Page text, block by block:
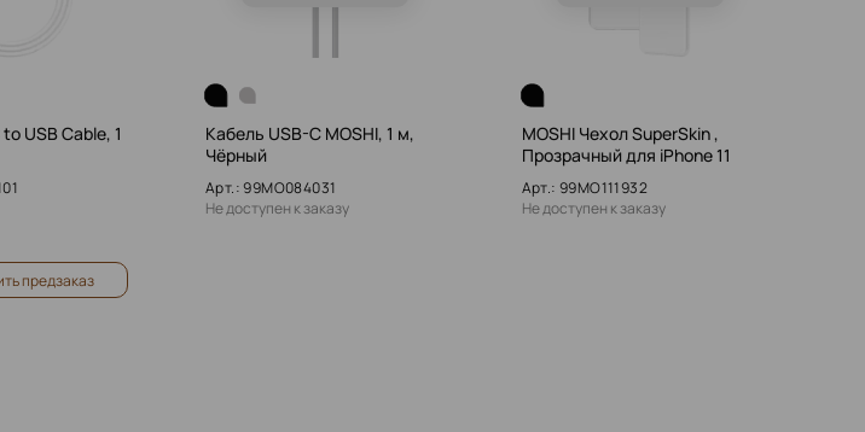
USB Cable, 1
предзаказ
Кабель USB-C MOSHI, 1 м,
Чёрный
Арт.: 99MO084031
Не доступен к заказу
MOSHI Чехол SuperSkin ,
Прозрачный для iPhone 11
Арт.: 99MO111932
Не доступен к заказу